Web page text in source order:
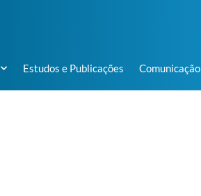
Estudos e Publicações Comunicação